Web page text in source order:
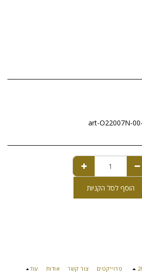
art-O22007N-
הוסף לסל הקניות
פרוייקטים צור קשר אודות עוד